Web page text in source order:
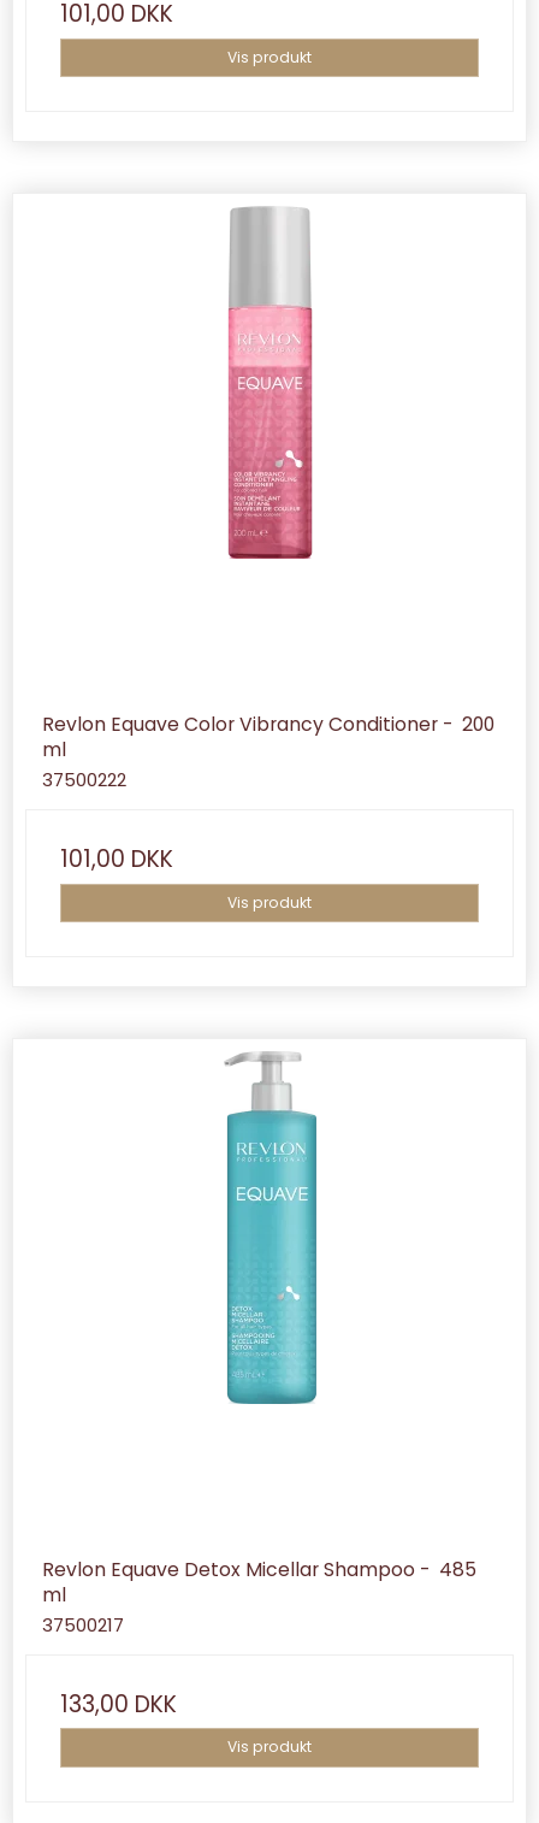
101,00 DKK
Vis produkt
Revlon Equave Color Vibrancy Conditioner - 200
ml
37500222
101,00 DKK
Vis produkt
Revlon Equave Detox Micellar Shampoo - 485
ml
37500217
133,00 DKK
Vis produkt